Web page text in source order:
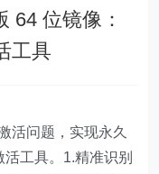
64 位镜像：
工具
活问题，实现永久
工具。1.精准识别